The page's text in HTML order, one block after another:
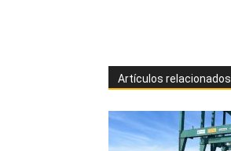
Artículos relacionados